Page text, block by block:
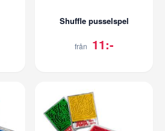
Shuffle pusselspel
från 11:-